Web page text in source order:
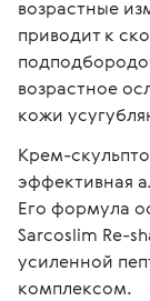
возрастные
приводит к
возрастное
кожи
Крем-
эффективная
Его формула
Sarcoslim Re-
усиленной
комплексом.